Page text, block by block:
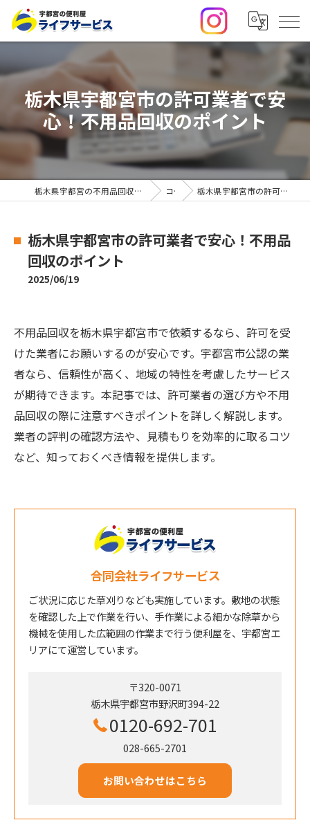
栃木県宇都宮市の許可業者で安
心！不用品回収のポイント
栃木県宇都宮の不用品回収・便利屋なら合同会社ライフサービス コラム 栃木県宇都宮市の許可業者で安心！不用品回収のポイント
栃木県宇都宮市の許可業者で安心！不用品
回収のポイント
2025/06/19
不用品回収を栃木県宇都宮市で依頼するなら、許可を受
けた業者にお願いするのが安心です。宇都宮市公認の業
者なら、信頼性が高く、地域の特性を考慮したサービス
が期待できます。本記事では、許可業者の選び方や不用
品回収の際に注意すべきポイントを詳しく解説します。
業者の評判の確認方法や、見積もりを効率的に取るコツ
など、知っておくべき情報を提供します。
合同会社ライフサービス
ご状況に応じた草刈りなども実施しています。敷地の状態
を確認した上で作業を行い、手作業による細かな除草から
機械を使用した広範囲の作業まで行う便利屋を、宇都宮エ
リアにて運営しています。
〒320-0071
栃木県宇都宮市野沢町394-22
0120-692-701
028-665-2701
お問い合わせはこちら